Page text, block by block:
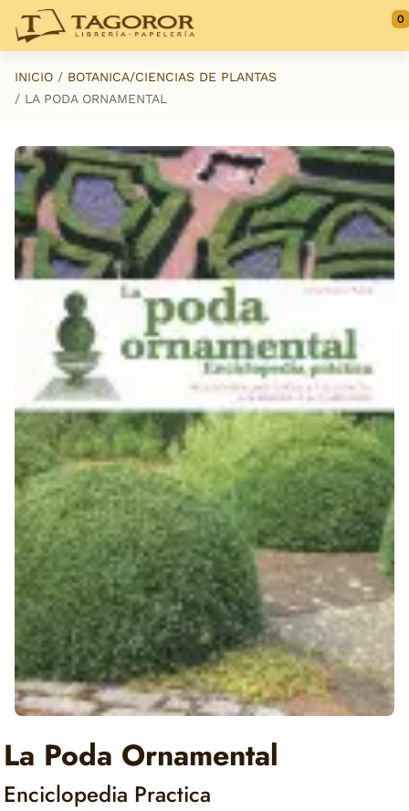
Saltar al contenido principal
0
INICIO
BOTANICA/CIENCIAS DE PLANTAS
LA PODA ORNAMENTAL
La Poda Ornamental
Enciclopedia Practica